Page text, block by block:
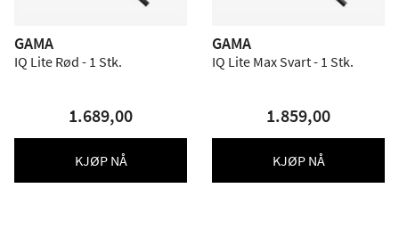
GAMA
IQ Lite Rød - 1 Stk.
1.689,00
KJØP NÅ
GAMA
IQ Lite Max Svart - 1 Stk.
1.859,00
KJØP NÅ